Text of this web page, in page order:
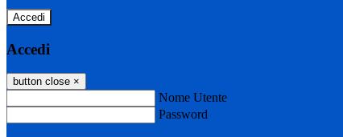
Accedi
Accedi
button close ×
Nome Utente
Password